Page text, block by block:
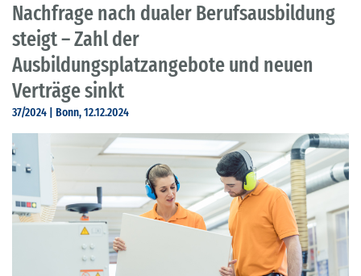
Nachfrage nach dualer Berufsausbildung
steigt – Zahl der
Ausbildungsplatzangebote und neuen
Verträge sinkt
37/2024 | Bonn, 12.12.2024